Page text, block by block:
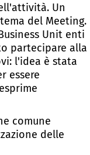
Un
del Meeting.
Unit enti
partecipare alla
l'idea è stata
essere
comune
delle